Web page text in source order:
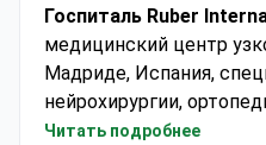
Госпиталь Ruber
медицинский центр
Мадриде, Испания,
нейрохирургии,
Клиника принимает
Читать подробнее